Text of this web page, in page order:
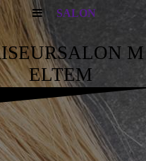
SALON
M
ELTEM